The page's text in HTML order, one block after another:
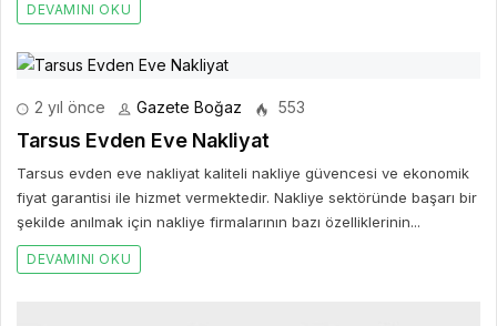
DEVAMINI OKU
2 yıl önce Gazete Boğaz 553
Tarsus Evden Eve Nakliyat
Tarsus evden eve nakliyat kaliteli nakliye güvencesi ve ekonomik
fiyat garantisi ile hizmet vermektedir. Nakliye sektöründe başarı bir
şekilde anılmak için nakliye firmalarının bazı özelliklerinin...
DEVAMINI OKU